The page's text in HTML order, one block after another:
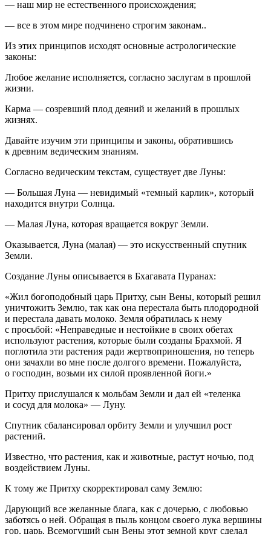
— наш мир не естественного происхождения;
— все в этом мире подчинено строгим законам..
Из этих принципов исходят основные астрологические
законы:
Любое желание исполняется, согласно заслугам в прошлой
жизни.
Карма — созревший плод деяний и желаний в прошлых
жизнях.
Давайте изучим эти принципы и законы, обратившись
к древним ведическим знаниям.
Согласно ведическим текстам, существует две Луны:
— Большая Луна — невидимый «темный карлик», который
находится внутри Солнца.
— Малая Луна, которая вращается вокруг Земли.
Оказывается, Луна (малая) — это искусственный спутник
Земли.
Создание Луны описывается в Бхагавата Пуранах:
«Жил богоподобный царь Притху, сын Вены, который решил
уничтожить Землю, так как она перестала быть плодородной
и перестала давать молоко. Земля обратилась к нему
с просьбой: «Неправедные и нестойкие в своих обетах
используют растения, которые были созданы Брахмой. Я
поглотила эти растения ради жертвоприношения, но теперь
они зачахли во мне после долгого времени. Пожалуйста,
о господин, возьми их силой проявленной йоги.»
Притху прислушался к мольбам Земли и дал ей «теленка
и сосуд для молока» — Луну.
Спутник сбалансировал орбиту Земли и улучшил рост
растений.
Известно, что растения, как и животные, растут ночью, под
воздействием Луны.
К тому же Притху скорректировал саму Землю:
Дарующий все желанные блага, как с дочерью, с любовью
заботясь о ней. Обращая в пыль концом своего лука вершины
гор, царь, Всемогущий сын Вены этот земной круг сделал